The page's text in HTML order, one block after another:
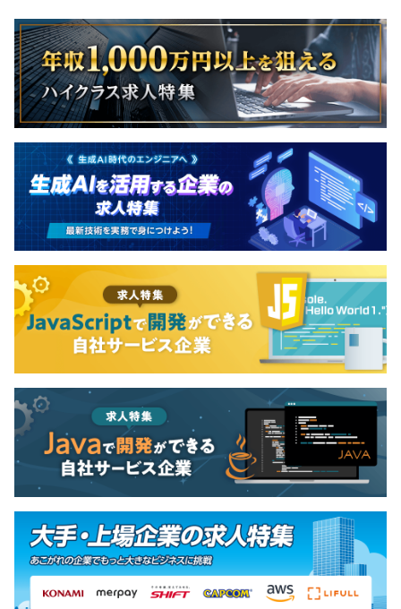
※開発環境：PHP、CSS3、HTML5、JavaScript、
jQuery、MySQL、Sass
2023年7月時点の従業員は約250名で、平均年齢は27歳で
す。主に経験年数3年程度の若手エンジニアが多く在籍し
ています。男女比は6：4で、女性の役職者は2名です。中
途入社が約9割以上を占めており、社内は若々しい活気に
あふれています。